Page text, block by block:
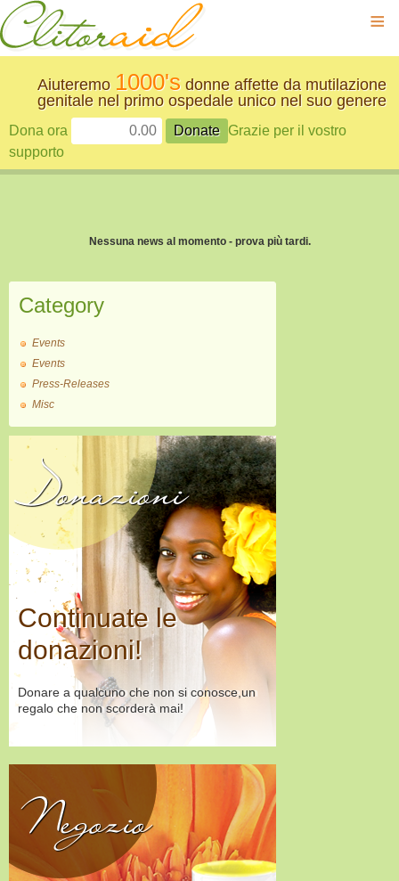
≡
Aiuteremo 1000's donne affette da mutilazione
genitale nel primo ospedale unico nel suo genere
Dona ora
Grazie per il vostro
supporto
Nessuna news al momento - prova più tardi.
Category
Events
Events
Press-Releases
Misc
Donazioni
Continuate le
donazioni!
Donare a qualcuno che non si conosce,un
regalo che non scorderà mai!
Negozio